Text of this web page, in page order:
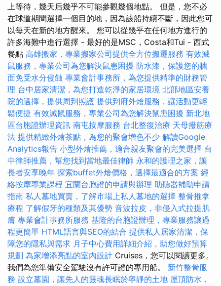
上等待，幾天后幾乎不可能參觀幾個地點。 但是，您不必
在球道期間選擇一個目的地，因為該船持續不斷，因此您可
以每天在新的地方醒來。 您可以從幾乎在任何地方進行的
許多海難中進行選擇 - 最好的是MSC，Costa和Tui - 西式
餐點 高雄搬家，專業搬家公司提供全方位搬遷服務 有效滅
鼠服務，專業公司為您解決鼠患困擾 防水漆，保護您的牆
面免受水分侵蝕 專業會計事務所，為您提供精準的財務管
理 台中居家清潔，為您打造乾淨的家居環境 北部地區安養
院的選擇，提供周到照護 提供到府外燴服務，讓活動更輕
鬆便捷 有效滅鼠服務，專業公司為您解決鼠患困擾 新北地
區台胞證辦理資訊 南屯按摩服務 台北整復治療 天母撥筋療
法 提供精緻外燴茶點，為您的聚會增色不少 解讀Google
Analytics報告 小型外燴推薦，適合親友聚會的完美選擇 台
中律師推薦，幫您找到當地最佳律師 永和的護理之家，讓
長者安享晚年 探索buffet外燴價格，選擇最適合的方案 經
絡按摩專業課程 宜蘭台胞證的申請與辦理 助聽器補助申請
指南 私人墓地買賣，了解市場上私人墓地的選擇 整骨推拿
療程 了解假牙的種類及其優勢 音波拉皮，非侵入式拉提肌
膚 專業會計事務所服務 基隆的台胞證辦理，專業服務讓過
程更簡單 HTML語言與SEO的結合 提供私人居家清潔，保
障您的隱私與需求 月子中心費用詳細介紹，助您做好預算
規劃 為家增添亮點的室內設計 Cruises，您可以閱讀更多。
我們為您準備安全駕駛沒有許可證的專用船。 新竹整骨服
務 設立墓園，讓先人的靈魂長眠於寧靜的土地 屋頂防水，